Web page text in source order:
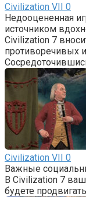
Civilization VII 0
Недооцененная
источником
Civilization 7
противоречивых
Civilization VII 0
Важные
В Civilization 7
будете